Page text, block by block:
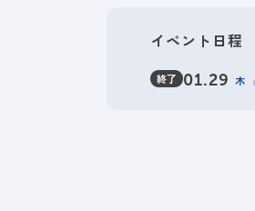
イベント日程
終了 01.29 木